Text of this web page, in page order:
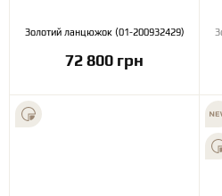
Золотий ланцюжок (01-200932429)
72 800 грн